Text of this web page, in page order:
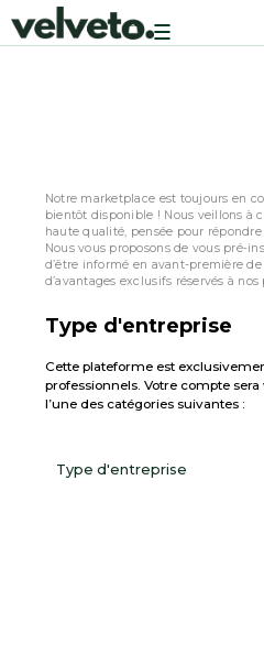
Toggle
Notre marketplace est toujours en
bientôt disponible ! Nous veillons à
haute qualité, pensée pour répondre
Nous vous proposons de vous pré-
d’être informé en avant-première
d’avantages exclusifs réservés à
Type d'entreprise
Cette plateforme est
professionnels. Votre compte
l’une des catégories suivantes :